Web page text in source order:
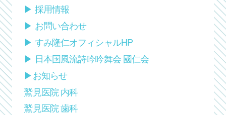
▶︎ 採用情報
▶︎ お問い合わせ
▶︎ すみ隆仁オフィシャルHP
▶︎ 日本国風流詩吟吟舞会 國仁会
▶︎お知らせ
鷲見医院 内科
鷲見医院 歯科